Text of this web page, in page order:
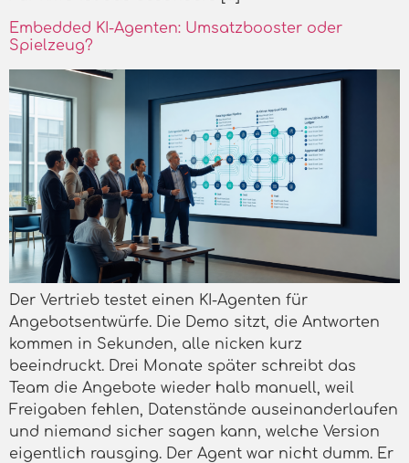
Embedded KI-Agenten: Umsatzbooster oder
Spielzeug?
Der Vertrieb testet einen KI-Agenten für
Angebotsentwürfe. Die Demo sitzt, die Antworten
kommen in Sekunden, alle nicken kurz
beeindruckt. Drei Monate später schreibt das
Team die Angebote wieder halb manuell, weil
Freigaben fehlen, Datenstände auseinanderlaufen
und niemand sicher sagen kann, welche Version
eigentlich rausging. Der Agent war nicht dumm. Er